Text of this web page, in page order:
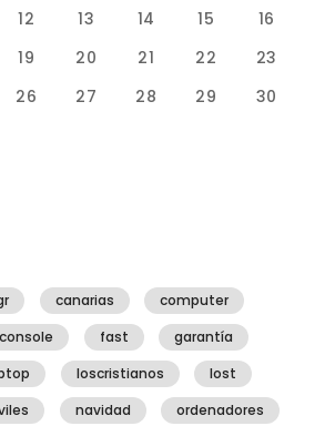
12 13 14 15
16
19 20 21 22
23
26 27 28 29
30
canarias
computer
console fast
garantía
loscristianos
lost
navidad
ordenadores